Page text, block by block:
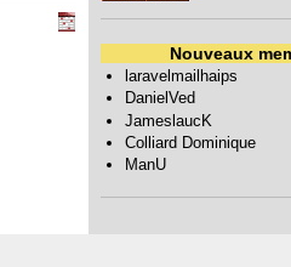
Nouveaux
laravelmailhaips
DanielVed
JameslaucK
Colliard Dominique
ManU